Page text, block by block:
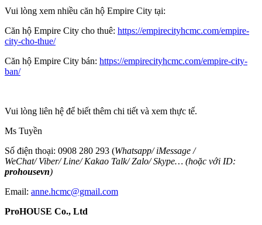
Vui lòng xem nhiều căn hộ Empire City tại:
Căn hộ Empire City cho thuê: https://empirecityhcmc.com/empire-
city-cho-thue/
Căn hộ Empire City bán: https://empirecityhcmc.com/empire-city-
ban/
Vui lòng liên hệ để biết thêm chi tiết và xem thực tế.
Ms Tuyền
Số điện thoại: 0908 280 293 (Whatsapp/iMessage /
WeChat/Viber/Line/Kakao Talk/Zalo/ Skype… (hoặc với ID:
prohousevn)
Email: anne.hcmc@gmail.com
ProHOUSE Co., Ltd